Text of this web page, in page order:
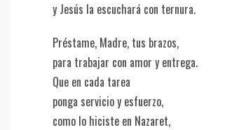
y Jesús la escuchará con ternura.
Préstame, Madre, tus brazos,
para trabajar con amor y entrega.
Que en cada tarea
ponga servicio y esfuerzo,
como lo hiciste en Nazaret,